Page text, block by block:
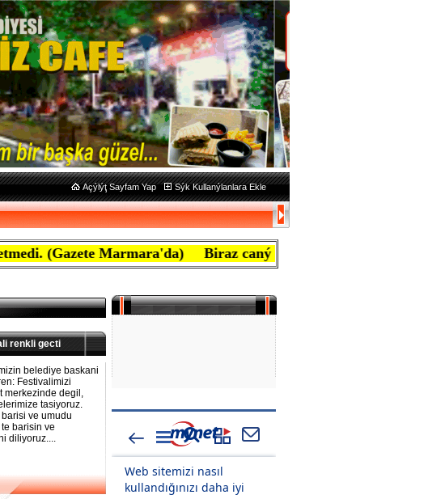
Açýlýţ Sayfam Yap Sýk Kullanýlanlara Ekle
Marmara'da) Biraz caný yanan ben mafyayým,
renkli gecti
belediye baskani
Festivalimizi
merkezinde degil,
tasiyoruz.
ve umudu
barisin ve
diliyoruz....